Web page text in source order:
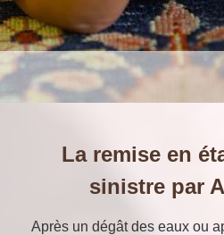
La remise en
sinistre par
Après un dégât des eaux ou